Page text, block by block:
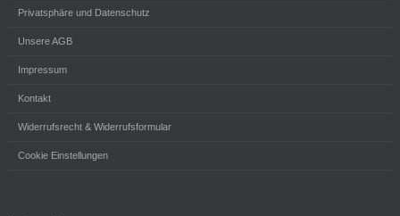
Privatsphäre und Datenschutz
Unsere AGB
Impressum
Kontakt
Widerrufsrecht & Widerrufsformular
Cookie Einstellungen